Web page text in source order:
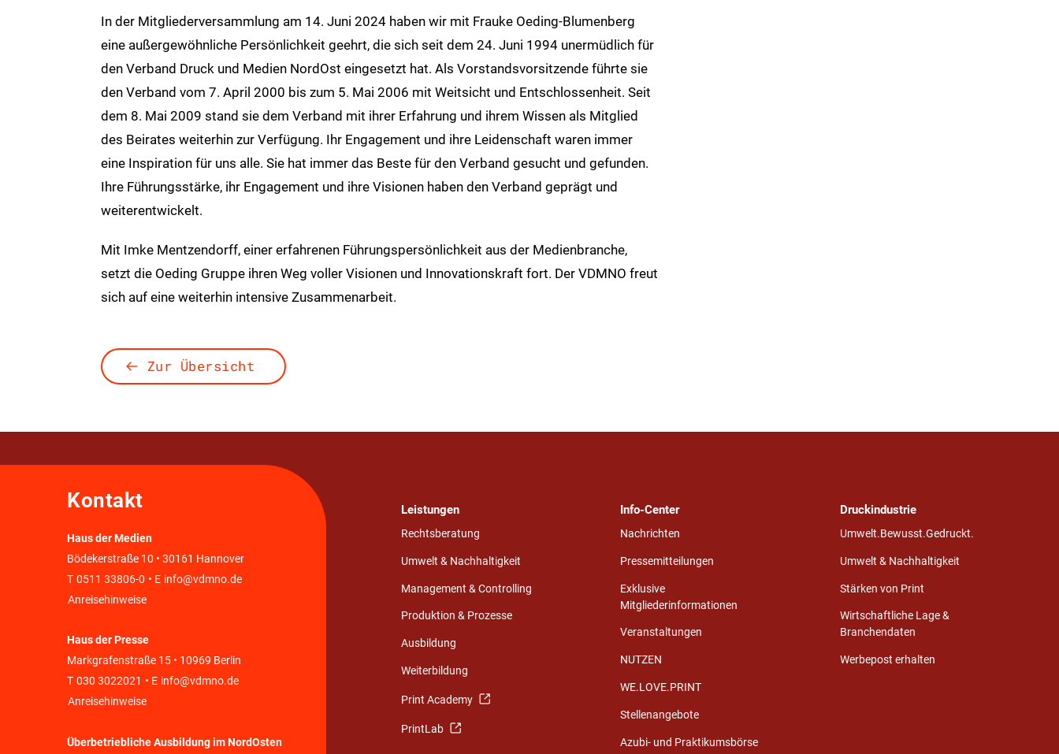
In der Mitgliederversammlung am 14. Juni 2024 haben wir mit Frauke Oeding-Blumenberg
eine außergewöhnliche Persönlichkeit geehrt, die sich seit dem 24. Juni 1994 unermüdlich für
den Verband Druck und Medien NordOst eingesetzt hat. Als Vorstandsvorsitzende führte sie
den Verband vom 7. April 2000 bis zum 5. Mai 2006 mit Weitsicht und Entschlossenheit. Seit
dem 8. Mai 2009 stand sie dem Verband mit ihrer Erfahrung und ihrem Wissen als Mitglied
des Beirates weiterhin zur Verfügung. Ihr Engagement und ihre Leidenschaft waren immer
eine Inspiration für uns alle. Sie hat immer das Beste für den Verband gesucht und gefunden.
Ihre Führungsstärke, ihr Engagement und ihre Visionen haben den Verband geprägt und
weiterentwickelt.
Mit Imke Mentzendorff, einer erfahrenen Führungspersönlichkeit aus der Medienbranche,
setzt die Oeding Gruppe ihren Weg voller Visionen und Innovationskraft fort. Der VDMNO freut
sich auf eine weiterhin intensive Zusammenarbeit.
Zur Übersicht
Kontakt
Haus der Medien
Bödekerstraße 10 • 30161 Hannover
T 0511 33806-0 • E info@vdmno.de
Anreisehinweise
Haus der Presse
Markgrafenstraße 15 • 10969 Berlin
T 030 3022021 • E info@vdmno.de
Anreisehinweise
Überbetriebliche Ausbildung im NordOsten
Leistungen
Rechtsberatung
Umwelt & Nachhaltigkeit
Management & Controlling
Produktion & Prozesse
Ausbildung
Weiterbildung
Print Academy
PrintLab
Info-Center
Nachrichten
Pressemitteilungen
Exklusive
Mitgliederinformationen
Veranstaltungen
NUTZEN
WE.LOVE.PRINT
Stellenangebote
Azubi- und Praktikumsbörse
Druckindustrie
Umwelt.Bewusst.Gedruckt.
Umwelt & Nachhaltigkeit
Stärken von Print
Wirtschaftliche Lage &
Branchendaten
Werbepost erhalten